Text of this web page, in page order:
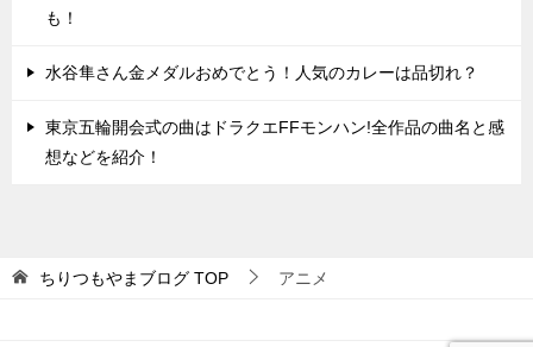
も！
水谷隼さん金メダルおめでとう！人気のカレーは品切れ？
東京五輪開会式の曲はドラクエFFモンハン!全作品の曲名と感
想などを紹介！
ちりつもやまブログ TOP アニメ